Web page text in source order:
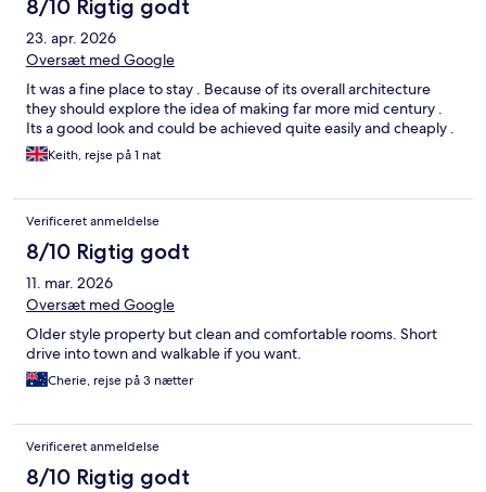
8/10 Rigtig godt
23. apr. 2026
Oversæt med Google
It was a fine place to stay . Because of its overall architecture
they should explore the idea of making far more mid century .
Its a good look and could be achieved quite easily and cheaply .
Keith, rejse på 1 nat
Verificeret anmeldelse
8/10 Rigtig godt
11. mar. 2026
Oversæt med Google
Older style property but clean and comfortable rooms. Short
drive into town and walkable if you want.
Cherie, rejse på 3 nætter
Verificeret anmeldelse
8/10 Rigtig godt